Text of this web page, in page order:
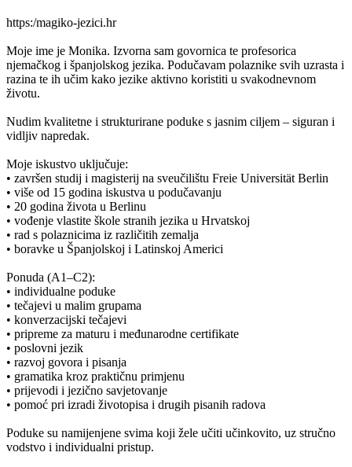
https:/magiko-jezici.hr
Moje ime je Monika. Izvorna sam govornica te profesorica
njemačkog i španjolskog jezika. Podučavam polaznike svih uzrasta i
razina te ih učim kako jezike aktivno koristiti u svakodnevnom
životu.
Nudim kvalitetne i strukturirane poduke s jasnim ciljem – siguran i
vidljiv napredak.
Moje iskustvo uključuje:
• završen studij i magisterij na sveučilištu Freie Universität Berlin
• više od 15 godina iskustva u podučavanju
• 20 godina života u Berlinu
• vođenje vlastite škole stranih jezika u Hrvatskoj
• rad s polaznicima iz različitih zemalja
• boravke u Španjolskoj i Latinskoj Americi
Ponuda (A1–C2):
• individualne poduke
• tečajevi u malim grupama
• konverzacijski tečajevi
• pripreme za maturu i međunarodne certifikate
• poslovni jezik
• razvoj govora i pisanja
• gramatika kroz praktičnu primjenu
• prijevodi i jezično savjetovanje
• pomoć pri izradi životopisa i drugih pisanih radova
Poduke su namijenjene svima koji žele učiti učinkovito, uz stručno
vodstvo i individualni pristup.